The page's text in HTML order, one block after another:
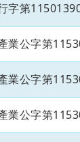
字第
業公字第
業公字第
業公字第